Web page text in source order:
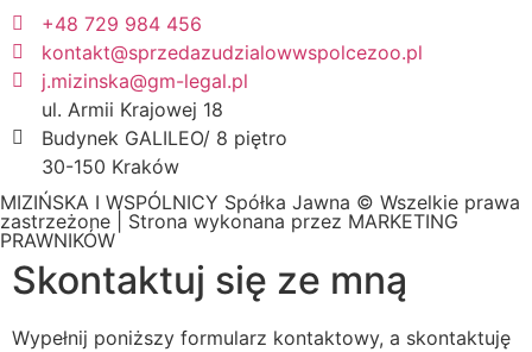
+48 729 984 456
kontakt@sprzedazudzialowwspolcezoo.pl
j.mizinska@gm-legal.pl
ul. Armii Krajowej 18
Budynek GALILEO/ 8 piętro
30-150 Kraków
MIZIŃSKA I WSPÓLNICY Spółka Jawna © Wszelkie prawa
zastrzeżone | Strona wykonana przez MARKETING
PRAWNIKÓW
Skontaktuj się ze mną
Wypełnij poniższy formularz kontaktowy, a skontaktuję